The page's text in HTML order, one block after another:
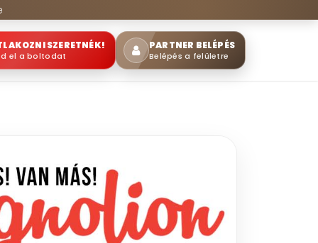
SZERETNÉK!
el a boltodat
PARTNER BELÉPÉS
Belépés a felületre